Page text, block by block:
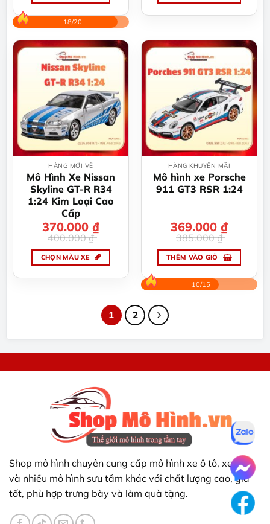
phẩm
có
nhiều
biến
thể.
Các
tùy
chọn
có
thể
được
chọn
trên
trang
sản
phẩm
18/20
HÀNG MỚI VỀ
Mô Hình Xe Nissan
Skyline GT-R R34
1:24 Kim Loại Cao
Cấp
400.000₫
Giá
gốc
là:
400.000 ₫.
370.000 ₫
Giá
hiện
tại
là:
370.000 ₫.
CHỌN MÀU XE
tùy
chọn
có
thể
được
chọn
trang
sản
HÀNG KHUYẾN MÃI
Mô hình xe Porsche
911 GT3 RSR 1:24
385.000₫
Giá
gốc
là:
385.000 ₫.
369.000 ₫
Giá
hiện
tại
là:
369.000 ₫.
THÊM VÀO GIỎ
10/15
1 2
Shop mô hình chuyên cung cấp mô hình xe ô tô, xe máy
và nhiều mô hình sưu tầm khác với chất lượng cao, giá
tốt, phù hợp trưng bày và làm quà tặng.